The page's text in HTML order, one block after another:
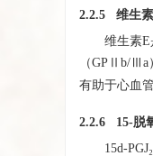
2.2.5 维生
维生素
（GPⅡb/Ⅲa
有助于心血
2.2.6 15-脱
15d-